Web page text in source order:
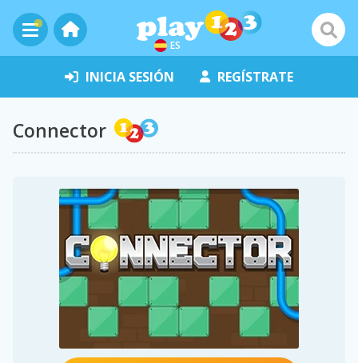
ES
INICIA SESIÓN REGÍSTRATE
Connector